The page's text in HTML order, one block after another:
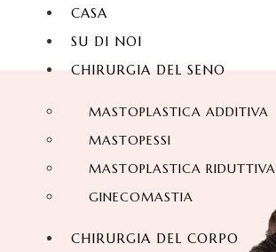
CASA
SU DI NOI
CHIRURGIA DEL SENO
MASTOPLASTICA ADDITIVA
MASTOPESSI
MASTOPLASTICA RIDUTTIVA
GINECOMASTIA
CHIRURGIA DEL CORPO